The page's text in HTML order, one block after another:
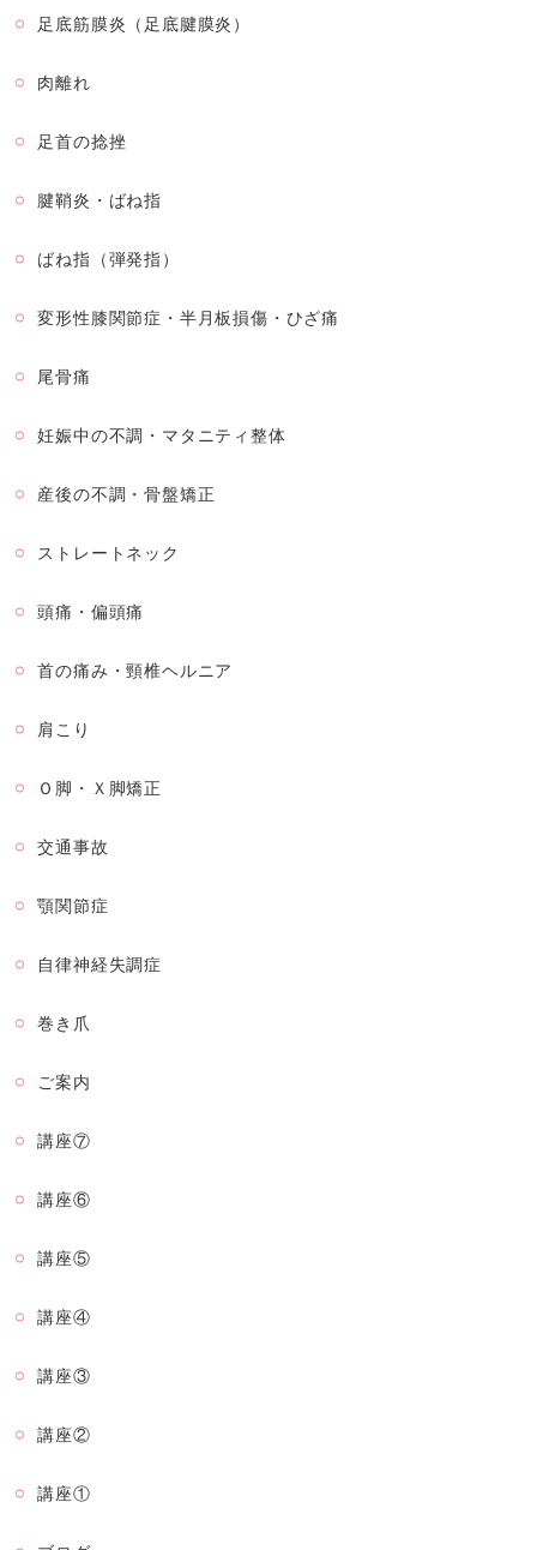
足底筋膜炎（足底腱膜炎）
肉離れ
足首の捻挫
腱鞘炎・ばね指
ばね指（弾発指）
変形性膝関節症・半月板損傷・ひざ痛
尾骨痛
妊娠中の不調・マタニティ整体
産後の不調・骨盤矯正
ストレートネック
頭痛・偏頭痛
首の痛み・頸椎ヘルニア
肩こり
Ｏ脚・Ｘ脚矯正
交通事故
顎関節症
自律神経失調症
巻き爪
ご案内
講座⑦
講座⑥
講座⑤
講座④
講座③
講座②
講座①